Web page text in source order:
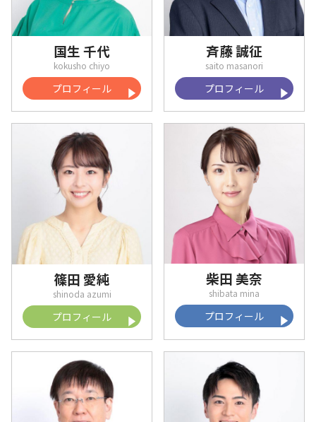
国生 千代
プロフィール
斉藤 誠征
プロフィール
篠田 愛純
プロフィール
柴田 美奈
プロフィール